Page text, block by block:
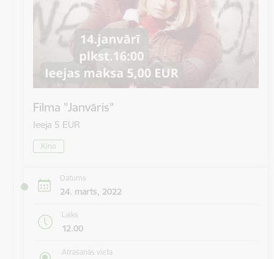
Filma "Janvāris"
Ieeja 5 EUR
Kino
Datums
24. marts, 2022
Laiks
12.00
Atrašanās vieta